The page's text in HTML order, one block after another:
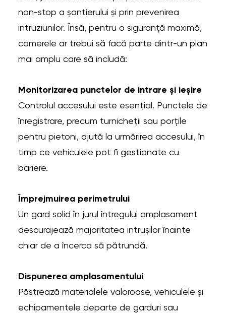
non-stop a șantierului și prin prevenirea
intruziunilor. Însă, pentru o siguranță maximă,
camerele ar trebui să facă parte dintr-un plan
mai amplu care să includă:
Monitorizarea punctelor de intrare și ieșire
Controlul accesului este esențial. Punctele de
înregistrare, precum turnicheții sau porțile
pentru pietoni, ajută la urmărirea accesului, în
timp ce vehiculele pot fi gestionate cu
bariere.
Împrejmuirea perimetrului
Un gard solid în jurul întregului amplasament
descurajează majoritatea intrușilor înainte
chiar de a încerca să pătrundă.
Dispunerea amplasamentului
Păstrează materialele valoroase, vehiculele și
echipamentele departe de garduri sau